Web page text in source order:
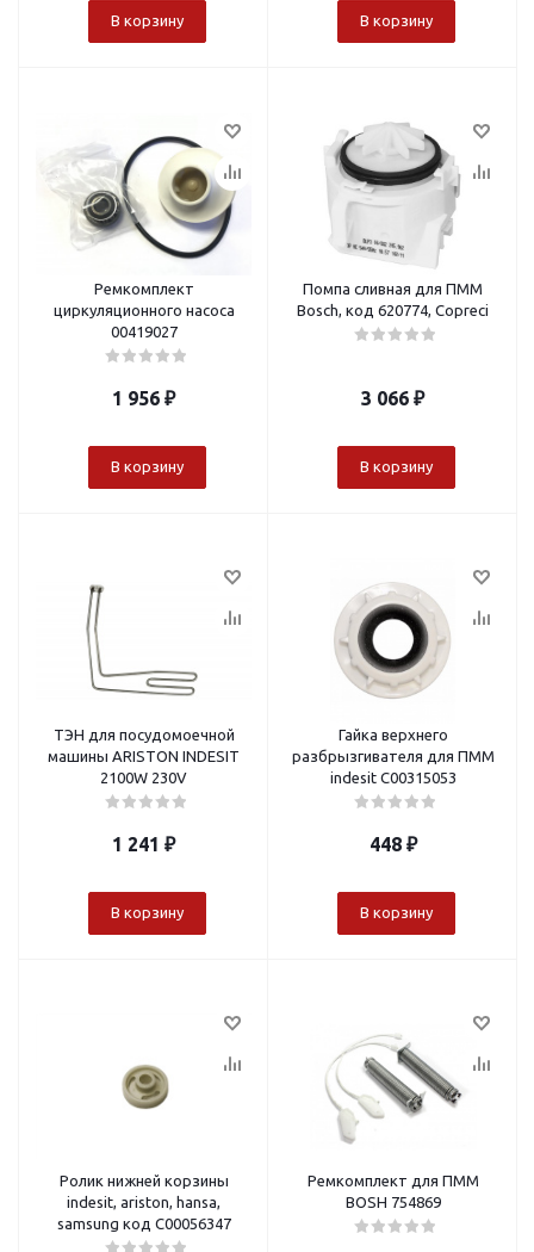
В корзину В корзину
Ремкомплект
циркуляционного насоса
00419027
1 956 ₽
В корзину
Помпа сливная для ПММ
Bosch, код 620774, Copreci
3 066 ₽
В корзину
ТЭН для посудомоечной
машины ARISTON INDESIT
2100W 230V
1 241 ₽
В корзину
Гайка верхнего
разбрызгивателя для ПММ
indesit С00315053
448₽
В корзину
Ролик нижней корзины
indesit, ariston, hansa,
samsung код C00056347
Ремкомплект для ПММ
BOSH 754869